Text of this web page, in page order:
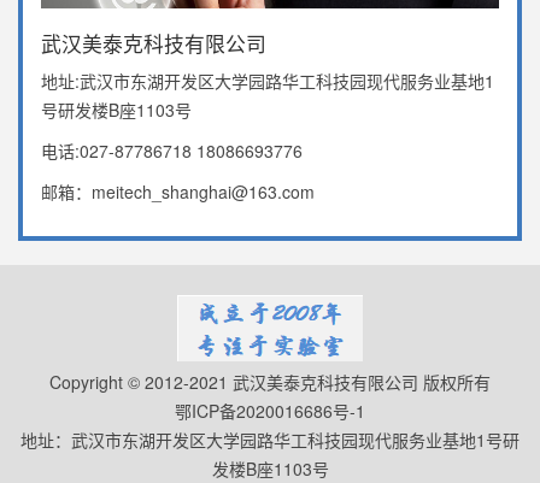
武汉美泰克科技有限公司
地址:武汉市东湖开发区大学园路华工科技园现代服务业基地1
号研发楼B座1103号
电话:027-87786718 18086693776
邮箱：meitech_shanghai@163.com
Copyright © 2012-2021 武汉美泰克科技有限公司 版权所有
鄂ICP备2020016686号-1
地址：武汉市东湖开发区大学园路华工科技园现代服务业基地1号研
发楼B座1103号